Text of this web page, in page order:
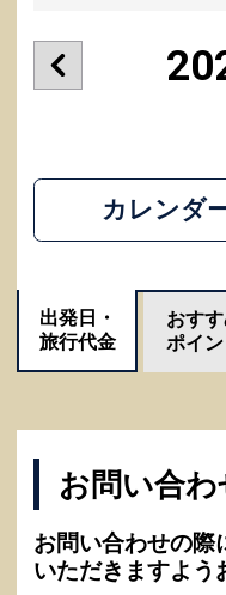
カレンダ
出発日・
旅行代金
おす
ポイン
お問い合わ
お問い合わせの際
いただきますよう